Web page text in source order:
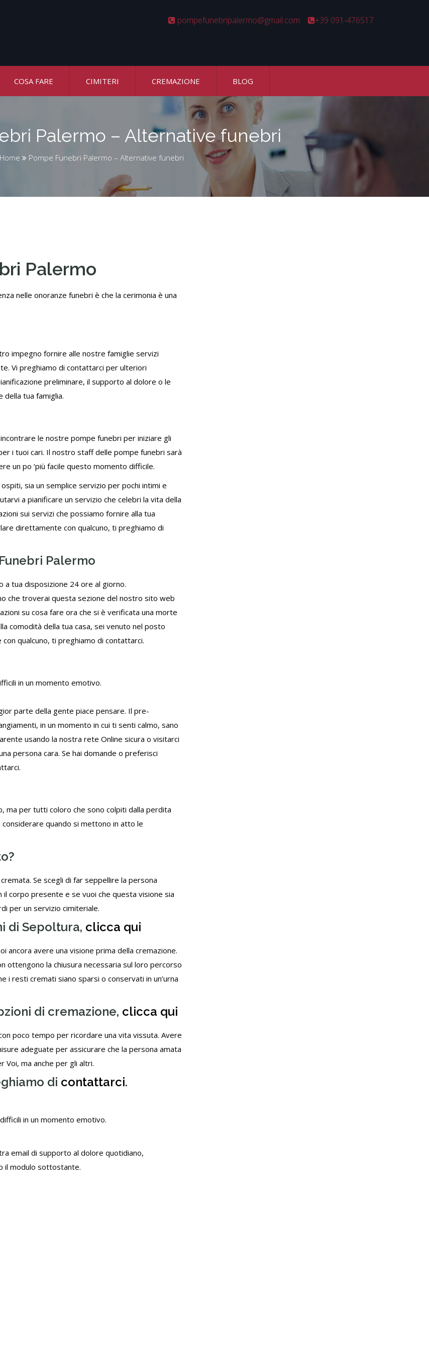
pompefunebripalermo@gmail.com +39 091-476517
COSA FARE CIMITERI CREMAZIONE BLOG
Palermo – Alternative funebri
Home Pompe Funebri Palermo – Alternative funebri
Palermo
nelle onoranze funebri è che la cerimonia è una
impegno fornire alle nostre famiglie servizi
Vi preghiamo di contattarci per ulteriori
preliminare, il supporto al dolore o le
tua famiglia.
le nostre pompe funebri per iniziare gli
i tuoi cari. Il nostro staff delle pompe funebri sarà
un po ‘più facile questo momento difficile.
sia un semplice servizio per pochi intimi e
a pianificare un servizio che celebri la vita della
sui servizi che possiamo fornire alla tua
direttamente con qualcuno, ti preghiamo di
Palermo
a tua disposizione 24 ore al giorno.
che troverai questa sezione del nostro sito web
su cosa fare ora che si è verificata una morte
comodità della tua casa, sei venuto nel posto
qualcuno, ti preghiamo di contattarci.
in un momento emotivo.
parte della gente piace pensare. Il pre-
in un momento in cui ti senti calmo, sano
usando la nostra rete Online sicura o visitarci
persona cara. Se hai domande o preferisci
.
ma per tutti coloro che sono colpiti dalla perdita
quando si mettono in atto le
Se scegli di far seppellire la persona
corpo presente e se vuoi che questa visione sia
per un servizio cimiteriale.
di Sepoltura, clicca qui
ancora avere una visione prima della cremazione.
ottengono la chiusura necessaria sul loro percorso
i resti cremati siano sparsi o conservati in un’urna
di cremazione, clicca qui
poco tempo per ricordare una vita vissuta. Avere
adeguate per assicurare che la persona amata
ma anche per gli altri.
di contattarci.
in un momento emotivo.
email di supporto al dolore quotidiano,
il modulo sottostante.